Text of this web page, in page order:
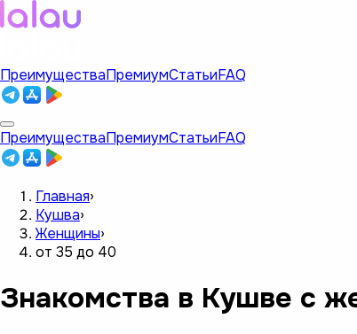
ПреимуществаПремиумСтатьиFAQ
ПреимуществаПремиумСтатьиFAQ
Главная›
Кушва›
Женщины›
от 35 до 40
Знакомства в Кушве с